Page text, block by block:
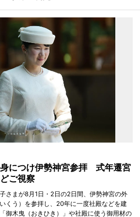
につけ伊勢神宮参拝 式年遷宮
ご視察
さまが8月1日・2日の2日間、伊勢神宮の外
くう）を参拝し、20年に一度社殿などを建
御木曳（おきひき）」や社殿に使う御用材の